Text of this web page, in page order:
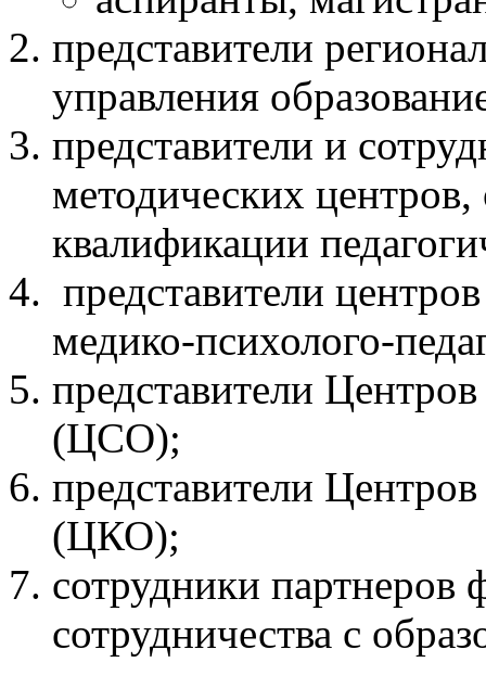
представители
управления
представители и
методических
квалификации
представители
медико-психолого-
представители
(ЦСО);
представители
(ЦКО);
сотрудники
сотрудничества с